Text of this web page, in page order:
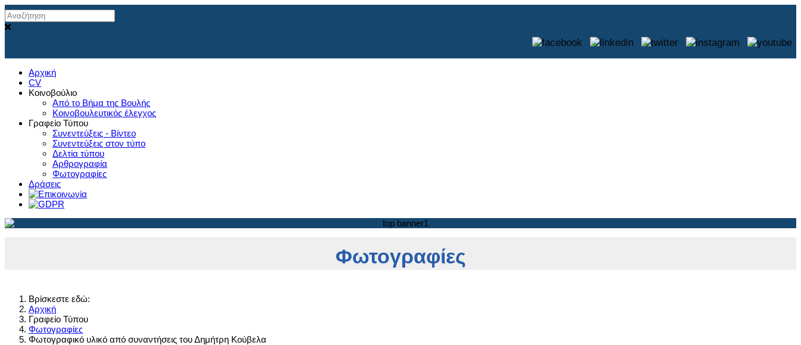
Αρχική
CV
Κοινοβούλιο
Από το Βήμα της Βουλής
Κοινοβουλευτικός έλεγχος
Γραφείο Τύπου
Συνεντεύξεις - Βίντεο
Συνεντεύξεις στον τύπο
Δελτία τύπου
Αρθρογραφία
Φωτογραφίες
Δράσεις
Φωτογραφίες
Βρίσκεστε εδώ:
Αρχική
Γραφείο Τύπου
Φωτογραφίες
Φωτογραφικό υλικό από συναντήσεις του Δημήτρη Κούβελα